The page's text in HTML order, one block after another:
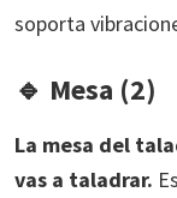
soporta
🔹 Mesa (2)
La mesa del
vas a taladrar.